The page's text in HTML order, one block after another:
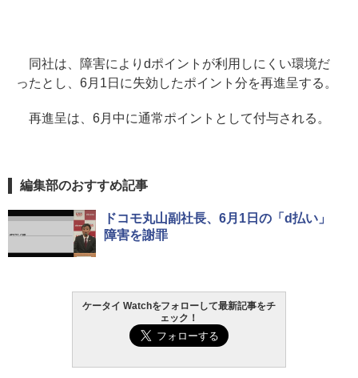
同社は、障害によりdポイントが利用しにくい環境だ
ったとし、6月1日に失効したポイント分を再進呈する。
再進呈は、6月中に通常ポイントとして付与される。
編集部のおすすめ記事
ドコモ丸山副社長、6月1日の「d払い」
障害を謝罪
ケータイ Watchをフォローして最新記事をチ
ェック！